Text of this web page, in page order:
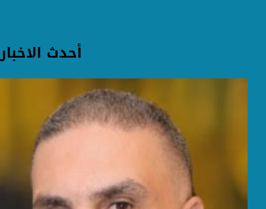
أحدث الاخبار